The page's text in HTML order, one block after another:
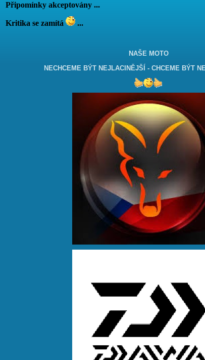
Připomínky akceptovány ...
Kritika se zamítá ...
NAŠE MOTO
NECHCEME BÝT NEJLACINĚJŠÍ - CHCEME BÝT